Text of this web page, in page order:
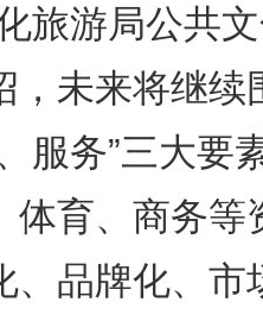
旅游局公共
，未来将继续
服务”三大要
体育、商务等
、品牌化、市